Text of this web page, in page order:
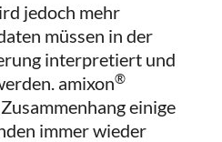
jedoch mehr
müssen in der
interpretiert und
amixon®
einige
immer wieder